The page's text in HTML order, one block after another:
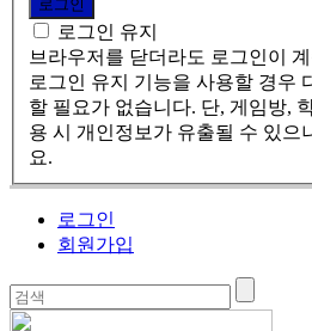
로그인 유지
브라우저를 닫더라도 로그인이
로그인 유지 기능을 사용할 경우
할 필요가 없습니다. 단, 게임방,
용 시 개인정보가 유출될 수 있으
요.
로그인
회원가입